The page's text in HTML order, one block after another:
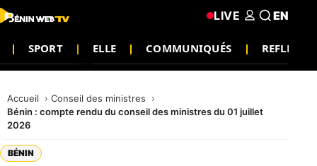
SPORT ELLE COMMUNIQUÉS
LIVE EN
Accueil
Conseil des ministres
Bénin : compte rendu du conseil des ministres du 01 juillet
2026
BÉNIN